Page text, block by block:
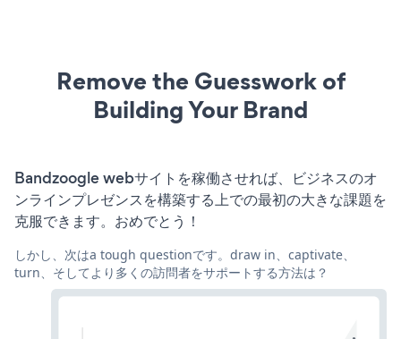
Remove the Guesswork of
Building Your Brand
Bandzoogle webサイトを稼働させれば、ビジネスのオ
ンラインプレゼンスを構築する上での最初の大きな課題を
克服できます。おめでとう！
しかし、次はa tough questionです。draw in、captivate、
turn、そしてより多くの訪問者をサポートする方法は？